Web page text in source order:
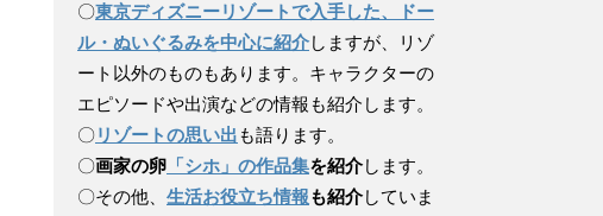
〇東京ディズニーリゾートで入手した、ドー
ル・ぬいぐるみを中心に紹介しますが、リゾ
ート以外のものもあります。キャラクターの
エピソードや出演などの情報も紹介します。
〇リゾートの思い出も語ります。
〇画家の卵 「シホ」の作品集を紹介します。
〇その他、 生活お役立ち情報も紹介していま